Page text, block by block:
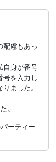
配慮もあっ
自身が番号
号を入力し
ました。
。
ーティー